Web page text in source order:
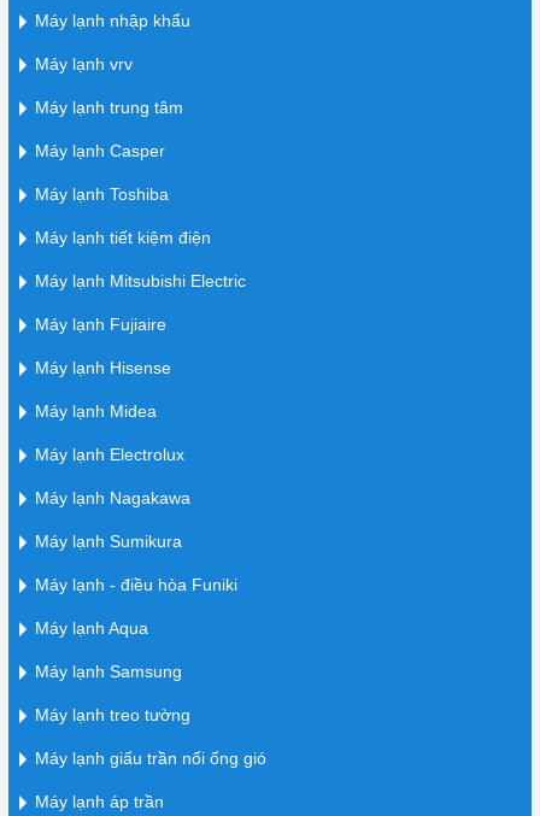
Máy lạnh nhập khẩu
Máy lạnh vrv
Máy lạnh trung tâm
Máy lạnh Casper
Máy lạnh Toshiba
Máy lạnh tiết kiệm điện
Máy lạnh Mitsubishi Electric
Máy lạnh Fujiaire
Máy lạnh Hisense
Máy lạnh Midea
Máy lạnh Electrolux
Máy lạnh Nagakawa
Máy lạnh Sumikura
Máy lạnh - điều hòa Funiki
Máy lạnh Aqua
Máy lạnh Samsung
Máy lạnh treo tường
Máy lạnh giấu trần nối ống gió
Máy lạnh áp trần